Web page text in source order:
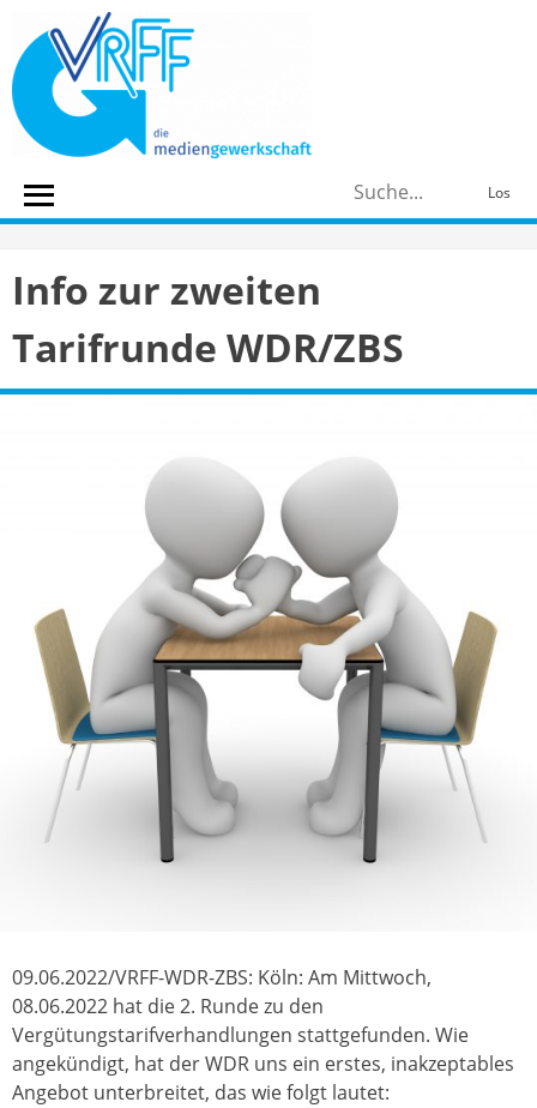
content
Los
Info zur zweiten
Tarifrunde WDR/ZBS
09.06.2022/VRFF-WDR-ZBS: Köln: Am Mittwoch,
08.06.2022 hat die 2. Runde zu den
Vergütungstarifverhandlungen stattgefunden. Wie
angekündigt, hat der WDR uns ein erstes, inakzeptables
Angebot unterbreitet, das wie folgt lautet: